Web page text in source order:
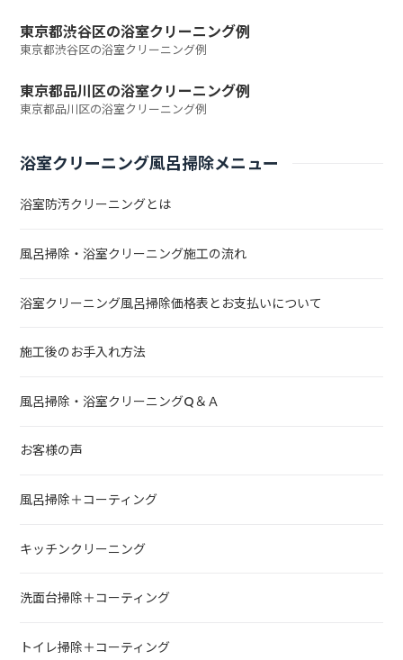
東京都渋谷区の浴室クリーニング例
東京都渋谷区の浴室クリーニング例
東京都品川区の浴室クリーニング例
東京都品川区の浴室クリーニング例
浴室クリーニング風呂掃除メニュー
浴室防汚クリーニングとは
風呂掃除・浴室クリーニング施工の流れ
浴室クリーニング風呂掃除価格表とお支払いについて
施工後のお手入れ方法
風呂掃除・浴室クリーニングQ＆Ａ
お客様の声
風呂掃除＋コーティング
キッチンクリーニング
洗面台掃除＋コーティング
トイレ掃除＋コーティング